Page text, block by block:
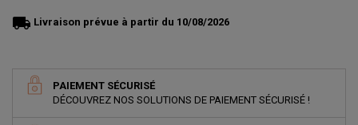
local_shipping Livraison prévue à partir du 10/08/2026
PAIEMENT SÉCURISÉ
DÉCOUVREZ NOS SOLUTIONS DE PAIEMENT SÉCURISÉ !